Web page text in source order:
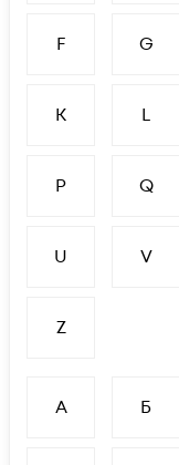
F G
K L
P Q
U V
Z
А Б